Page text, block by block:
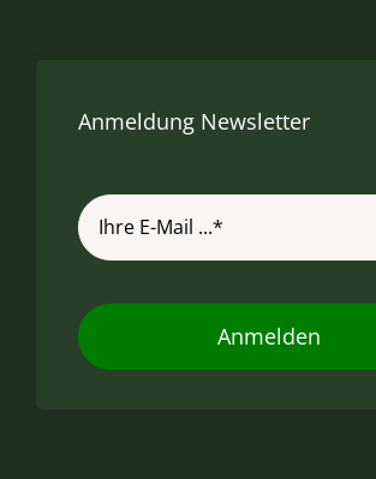
Anmeldung Newsletter
Anmelden